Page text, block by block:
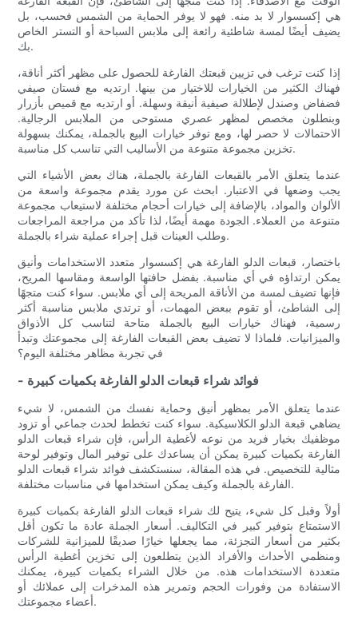
هي إكسسوار لا بد منه. فهو لا يوفر الحماية من الشمس فحسب، بل
يضيف أيضًا لمسة شاطئية رائعة إلى ملابس السباحة أو التستر الخاص
بك.
إذا كنت ترغب في تزيين قبعتك الفارغة للحصول على مظهر أكثر أناقة،
فهناك الكثير من الخيارات للاختيار من بينها. ارتديه مع فستان صيفي
فضفاض وصندل لإطلالة صيفية أنيقة وسهلة. أو ارتديه مع قميص بأزرار
وبنطلون مخصص لمظهر عصري مستوحى من الملابس الرجالية.
الاحتمالات لا حصر لها، ومع توفر خيارات البيع بالجملة، يمكنك بسهولة
تخزين مجموعة متنوعة من الأساليب التي تناسب كل مناسبة.
عندما يتعلق الأمر بالقبعات الفارغة بالجملة، هناك بعض الأشياء التي
يجب وضعها في الاعتبار. ابحث عن مورد يقدم مجموعة واسعة من
الألوان والمواد، بالإضافة إلى خيارات أحجام مختلفة لاستيعاب مجموعة
متنوعة من العملاء. الجودة مهمة أيضًا، لذا تأكد من مراجعة المراجعات
وطلب العينات قبل إجراء عملية شراء بالجملة.
باختصار، قبعات الدلو الفارغة هي إكسسوار متعدد الاستخدامات وأنيق
يمكن ارتداؤه في أي مناسبة. بفضل حافتها الواسعة ومقاسها المريح،
فإنها تضيف لمسة من الأناقة المريحة إلى أي ملابس. سواء كنت متجهًا
إلى الشاطئ، أو تقوم ببعض المهمات، أو ترتدي ملابس مناسبة أكثر
رسمية، فهناك خيارات البيع بالجملة متاحة لتناسب كل الأذواق
والميزانيات. فلماذا لا تضيف بعض القبعات الفارغة إلى مجموعتك وتبدأ
في تجربة مظاهر مختلفة اليوم؟
- فوائد شراء قبعات الدلو الفارغة بكميات كبيرة
عندما يتعلق الأمر بمظهر أنيق وحماية نفسك من الشمس، لا شيء
يضاهي قبعة الدلو الكلاسيكية. سواء كنت تخطط لحدث جماعي أو تزود
موظفيك بخيار فريد من نوعه لأغطية الرأس، فإن شراء قبعات الدلو
الفارغة بكميات كبيرة يمكن أن يساعدك على توفير المال وتوفير لوحة
مثالية للتخصيص. في هذه المقالة، سنستكشف فوائد شراء قبعات الدلو
الفارغة بالجملة وكيف يمكن استخدامها في مناسبات مختلفة.
أولاً وقبل كل شيء، يتيح لك شراء قبعات الدلو الفارغة بكميات كبيرة
الاستمتاع بتوفير كبير في التكاليف. أسعار الجملة عادة ما تكون أقل
بكثير من أسعار التجزئة، مما يجعلها خيارًا صديقًا للميزانية للشركات
ومنظمي الأحداث والأفراد الذين يتطلعون إلى تخزين أغطية الرأس
متعددة الاستخدامات هذه. من خلال الشراء بكميات كبيرة، يمكنك
الاستفادة من وفورات الحجم وتمرير هذه المدخرات إلى عملائك أو
أعضاء مجموعتك.